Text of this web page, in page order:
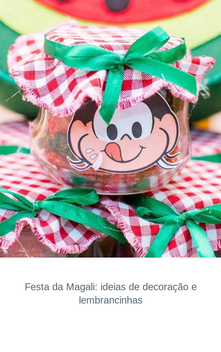
Festa da Magali: ideias de decoração e
lembrancinhas